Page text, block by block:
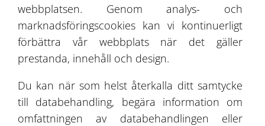
Bydgoszcz Festhall
webbplatsen. Genom analys- och
marknadsföringscookies kan vi kontinuerligt
förbättra vår webbplats när det gäller
prestanda, innehåll och design.
Du kan när som helst återkalla ditt samtycke
till databehandling, begära information om
omfattningen av databehandlingen eller